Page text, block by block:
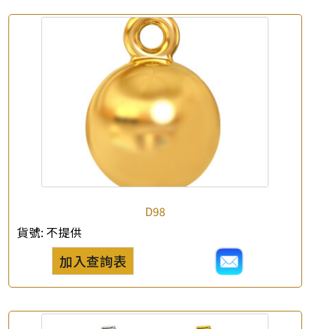
產品查詢 ×
D98
貨號: 不提供
加入查詢表